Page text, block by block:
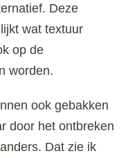
Deze
wat textuur
op de
worden.
ook gebakken
door het ontbreken
Dat zie ik